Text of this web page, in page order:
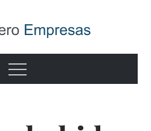
WordPress
Menu